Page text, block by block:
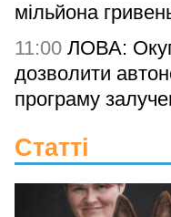
мільйона
11:00 ЛОВА:
дозволити
програму
Статті